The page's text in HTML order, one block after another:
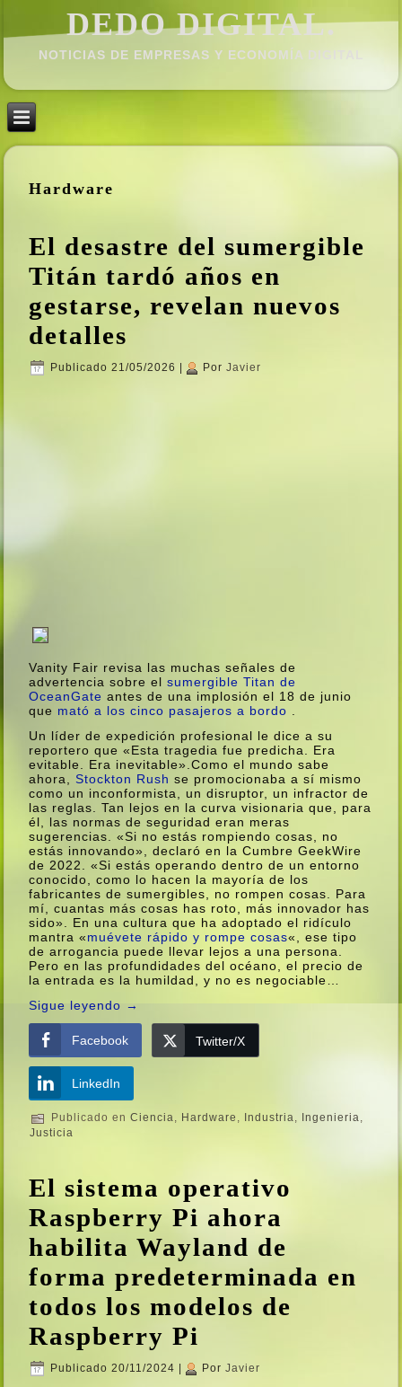
DEDO DIGITAL.
NOTICIAS DE EMPRESAS Y ECONOMÍ­A DIGITAL
Hardware
El desastre del sumergible
Titán tardó años en
gestarse, revelan nuevos
detalles
Publicado 21/05/2026 Por Javier
Vanity Fair revisa las muchas señales de
advertencia sobre elsumergibleTitan de
OceanGate antes de una implosión el 18 de junio
que mató a los cinco pasajeros a bordo
Un líder de expedición profesional le dice a su
reportero que «Esta tragedia fue predicha. Era
evitable. Era inevitable».Como el mundo sabe
ahora, Stockton Rush se promocionaba a sí mismo
como un inconformista, un disruptor, un infractor de
las reglas. Tan lejos en la curva visionaria que, para
él, las normas de seguridad eran meras
sugerencias. «Si no estás rompiendo cosas, no
estás innovando», declaró en la Cumbre GeekWire
de 2022. «Si estás operando dentro de un entorno
conocido, como lo hacen la mayoría de los
fabricantes de sumergibles, no rompen cosas. Para
mí, cuantas más cosas has roto, más innovador has
sido». En una cultura que ha adoptado el ridículo
mantra «muévete rápido y rompe cosas«, ese tipo
de arrogancia puede llevar lejos a una persona.
Pero en las profundidades del océano, el precio de
la entrada es la humildad, y no es negociable…
Sigue leyendo →
Facebook Twitter/X
LinkedIn
Publicado en Ciencia Hardware Industria Ingenieria
Justicia
El sistema operativo
Raspberry Pi ahora
habilita Wayland de
forma predeterminada en
todos los modelos de
Raspberry Pi
Publicado 20/11/2024 | Por Javier